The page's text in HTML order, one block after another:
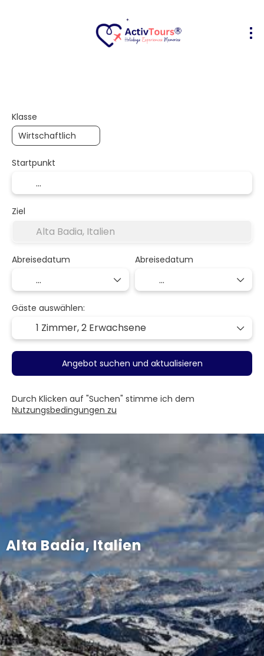
Alta Badia, Italien
Klasse
Startpunkt
Ziel
Abreisedatum Abreisedatum
Gäste auswählen:
1 Zimmer,2 Erwachsene
Angebot suchen und aktualisieren
Durch Klicken auf "Suchen" stimme ich dem
Nutzungsbedingungen zu